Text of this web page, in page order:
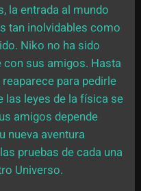
la entrada al mundo
tan inolvidables como
Niko no ha sido
sus amigos. Hasta
para pedirle
las leyes de la física se
amigos depende
nueva aventura
pruebas de cada una
Universo.